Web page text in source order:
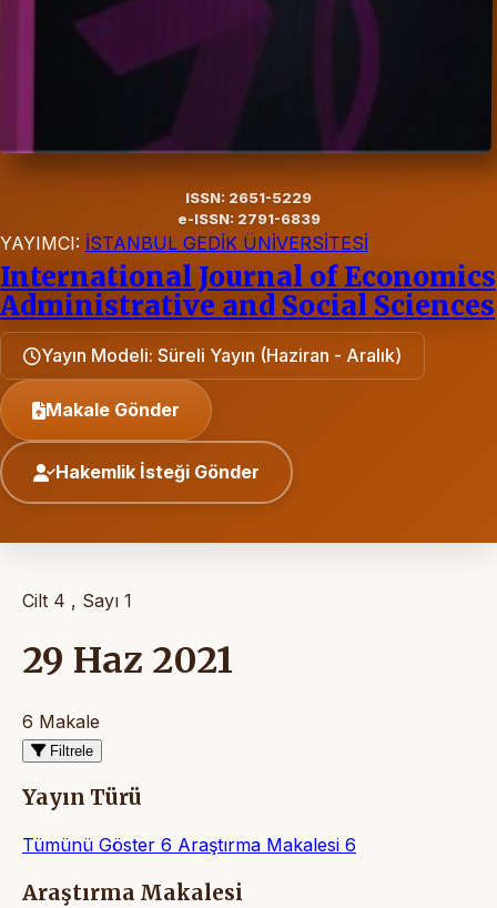
ISSN: 2651-5229
e-ISSN: 2791-6839
YAYIMCI: İSTANBUL GEDİK ÜNİVERSİTESİ
International Journal of Economics
Administrative and Social Sciences
Yayın Modeli: Süreli Yayın (Haziran - Aralık)
Makale Gönder
Hakemlik İsteği Gönder
Cilt 4 , Sayı 1
29 Haz 2021
6 Makale
Filtrele
Yayın Türü
Tümünü Göster 6 Araştırma Makalesi 6
Makaleler
Araştırma Makalesi